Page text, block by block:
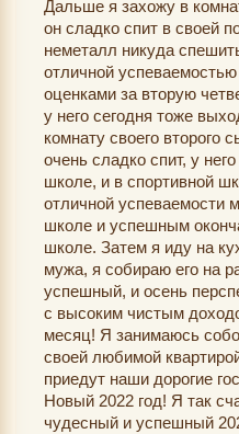
Дальше я захожу в
он сладко спит в своей
неметалл никуда
отличной
оценками за вторую
у него сегодня тоже
комнату своего
очень сладко спит, у
школе, и в спортивной
отличной успеваемости
школе и успешным
школе. Затем я иду на
мужа, я собираю его на
успешный, и осень
с высоким чистым
месяц! Я занимаюсь
своей любимой
приедут наши дорогие
Новый 2022 год! Я так
чудесный и успешный